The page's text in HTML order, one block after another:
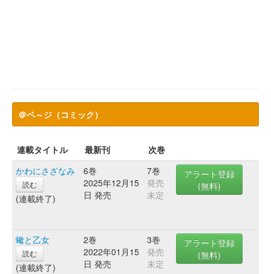
＠ペ～ジ（コミック）
連載タイトル 最新刊
次巻
かわにさざなみ
読む
(連載終了)
6巻
2025年12月15
日 発売
7巻
発売
未定
アラート登録
(無料)
蠍と乙女
読む
(連載終了)
2巻
2022年01月15
日 発売
3巻
発売
未定
アラート登録
(無料)